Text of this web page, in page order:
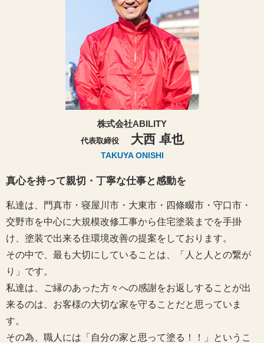
株式会社ABILITY
代表取締役 大西 卓也
TAKUYA ONISHI
真心を持って親切・丁寧な仕事と感動を
私達は、門真市・寝屋川市・大東市・四條畷市・守口市・
交野市を中心に大規模改修工事から住宅塗装までを手掛
け、塗装で出来る住環境改善の提案をしております。
その中で、最も大切にしていることは、「人と人との繋が
り」です。
私達は、ご縁のあった方々への感謝をお返しすることが出
来るのは、お客様の大切な家を守ることだと思っていま
す。
その為、職人には「自分の家と思って塗る！！」というこ